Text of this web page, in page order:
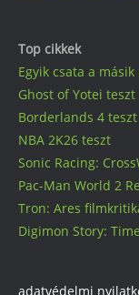
Top cikkek
Egyik csata a
Ghost of Yotei teszt
Borderlands 4 teszt
NBA 2K26 teszt
Sonic Racing:
Pac-Man World 2
Tron: Ares
Digimon Story:
adatvédelmi